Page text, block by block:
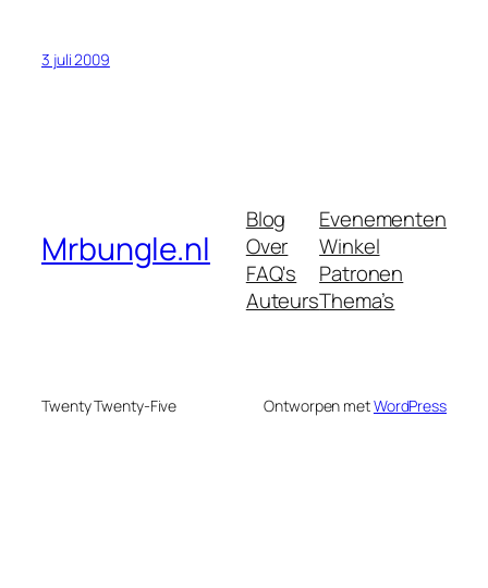
3 juli 2009
Mrbungle.nl
Blog
Over
FAQ's
Auteurs
Evenementen
Winkel
Patronen
Thema’s
Twenty Twenty-Five Ontworpen metWordPress